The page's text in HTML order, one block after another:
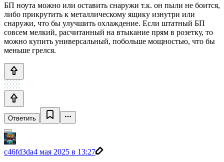
БП ноута можно или оставить снаружи т.к. он пыли не боится,
либо прикрутить к металлическому ящику изнутри или
снаружи, что бы улучшить охлаждение. Если штатный БП
совсем мелкий, расчитанный на втыкание прям в розетку, то
можно купить универсальный, побольше мощностью, что бы
меньше грелся.
Ответить
c46fd3da4 мая 2025 в 13:27